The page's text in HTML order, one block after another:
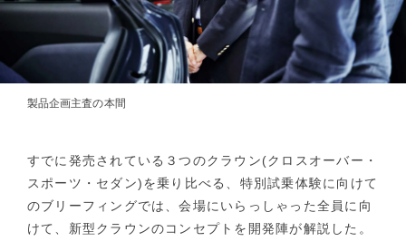
製品企画主査の本間
すでに発売されている３つのクラウン(クロスオーバー・
スポーツ・セダン)を乗り比べる、特別試乗体験に向けて
のブリーフィングでは、会場にいらっしゃった全員に向
けて、新型クラウンのコンセプトを開発陣が解説した。